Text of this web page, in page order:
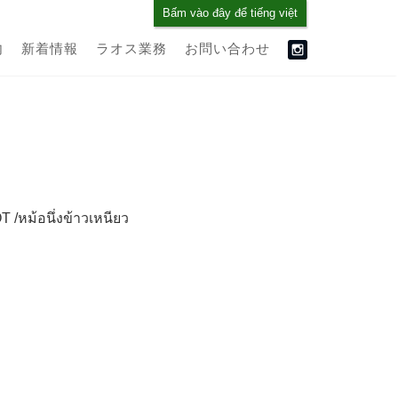
Bấm vào đây để tiếng việt
新着情報 ラオス業務 お問い合わせ
/หม้อนึ่งข้าวเหนียว